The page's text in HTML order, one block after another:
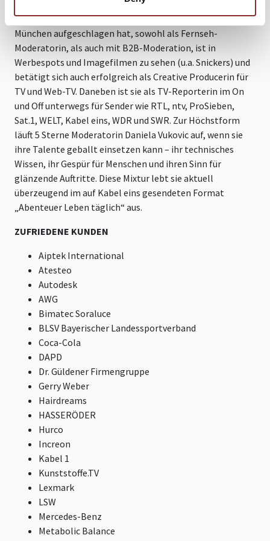
Überzeugend ist die Powerfrau, die derzeit ihre Zelte in
München aufgeschlagen hat, sowohl als Fernseh-
Moderatorin, als auch mit B2B-Moderation, ist in
Werbespots und Imagefilmen zu sehen (u.a. Snickers) und
betätigt sich auch erfolgreich als Creative Producerin für
TV und Web-TV. Daneben ist sie als TV-Reporterin im On
und Off unterwegs für Sender wie RTL, ntv, ProSieben,
Sat.1, WELT, Kabel eins, WDR und SWR. Zur Höchstform
läuft 5 Sterne Moderatorin Daniela Vukovic auf, wenn sie
ihre Talente geballt einsetzen kann – ihr technisches
Wissen, ihr Gespür für Menschen und ihren Sinn für
glänzende Auftritte. Diese Mixtur lebt sie aktuell
überzeugend im auf Kabel eins gesendeten Format
„Abenteuer Leben täglich“ aus.
ZUFRIEDENE KUNDEN
Aiptek International
Atesteo
Autodesk
AWG
Bimatec Soraluce
BLSV Bayerischer Landessportverband
Coca-Cola
DAPD
Dr. Güldener Firmengruppe
Gerry Weber
Hairdreams
HASSERÖDER
Hurco
Increon
Kabel 1
Kunststoffe.TV
Lexmark
LSW
Mercedes-Benz
Metabolic Balance